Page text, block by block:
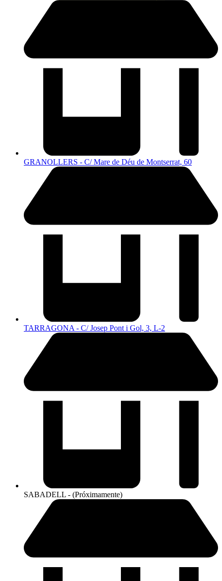
GRANOLLERS - C/ Mare de Déu de Montserrat, 60
TARRAGONA - C/ Josep Pont i Gol, 3, L-2
SABADELL - (Próximamente)